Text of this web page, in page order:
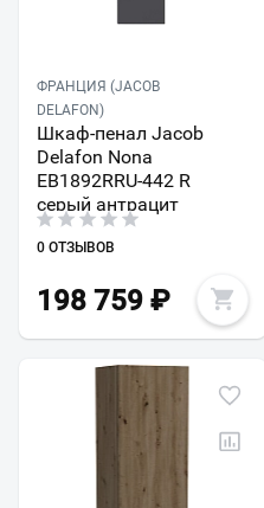
ФРАНЦИЯ (JACOB
DELAFON)
Шкаф-пенал Jacob
Delafon Nona
EB1892RRU-442 R
серый антрацит
0 ОТЗЫВОВ
198 759 ₽